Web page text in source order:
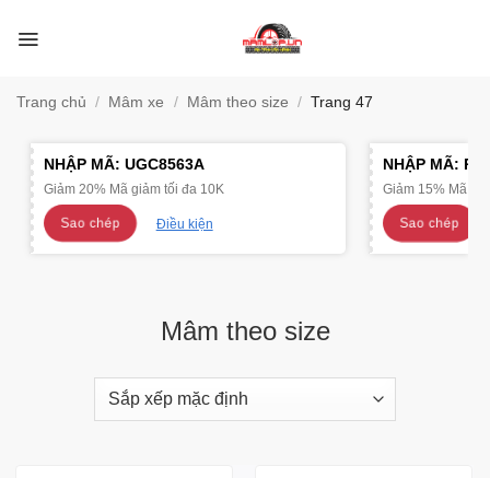
qua
Trang chủ / Mâm xe / Mâm theo size / Trang 47
NHẬP MÃ: UGC8563A
Giảm 20% Mã giảm tối đa 10K
Sao chép Điều kiện
NHẬP MÃ:
Giảm 15% Mã
Sao chép
Mâm theo size